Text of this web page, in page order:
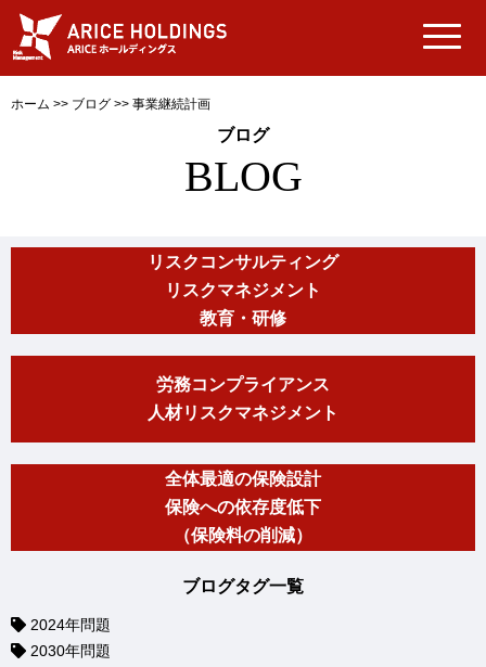
ホーム >> ブログ >> 事業継続計画
ブログ
BLOG
リスクコンサルティング
リスクマネジメント
教育・研修
労務コンプライアンス
人材リスクマネジメント
全体最適の保険設計
保険への依存度低下
（保険料の削減）
ブログタグ一覧
2024年問題
2030年問題